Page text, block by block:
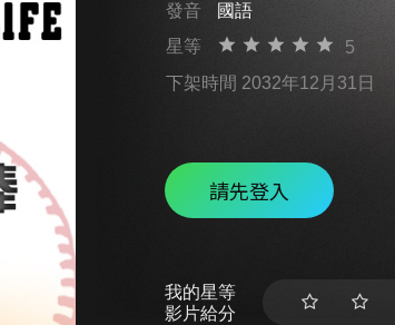
發音
國語
星等
5
下架時間 2032年12月31日
請先登入
我的星等
影片給分